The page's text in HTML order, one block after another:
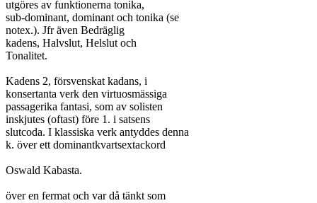
utgöres av funktionerna tonika,
sub-dominant, dominant och tonika (se
notex.). Jfr även Bedräglig
kadens, Halvslut, Helslut och
Tonalitet.
Kadens 2, försvenskat kadans, i
konsertanta verk den virtuosmässiga
passagerika fantasi, som av solisten
inskjutes (oftast) före 1. i satsens
slutcoda. I klassiska verk antyddes denna
k. över ett dominantkvartsextackord
Oswald Kabasta.
över en fermat och var då tänkt som